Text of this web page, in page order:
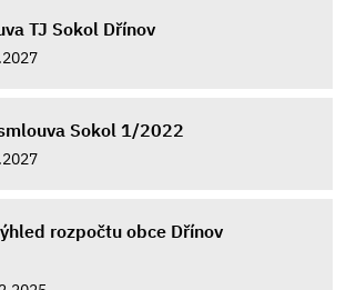
TJ Sokol Dřínov
Sokol 1/2022
rozpočtu obce Dřínov